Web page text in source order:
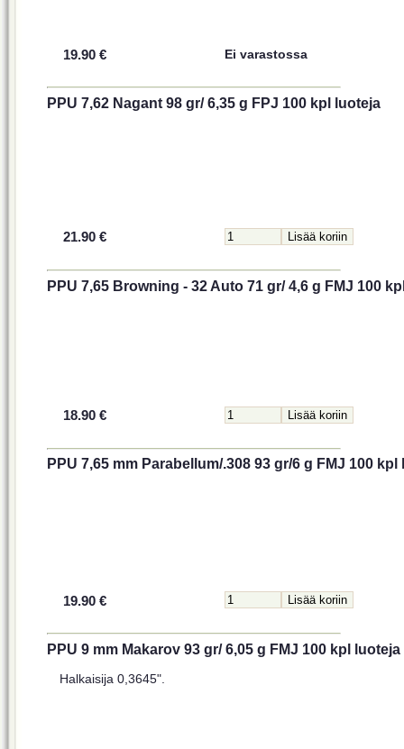
19.90 € Ei varastossa
PPU 7,62 Nagant 98 gr/ 6,35 g FPJ 100 kpl luoteja
21.90 €
PPU 7,65 Browning - 32 Auto 71 gr/ 4,6 g FMJ 100
18.90 €
PPU 7,65 mm Parabellum/.308 93 gr/6 g FMJ 100 kpl
19.90 €
PPU 9 mm Makarov 93 gr/ 6,05 g FMJ 100 kpl luoteja
Halkaisija 0,3645".